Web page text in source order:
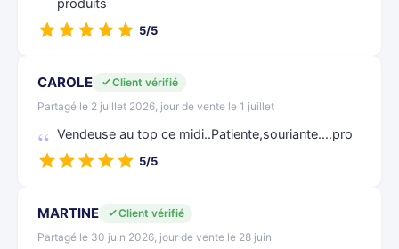
produits
5/5
CAROLE
Client vérifié
Partagé le 2 juillet 2026, jour de vente le 1 juillet
Vendeuse au top ce midi..Patiente,souriante....pro
5/5
MARTINE
Client vérifié
Partagé le 30 juin 2026, jour de vente le 28 juin